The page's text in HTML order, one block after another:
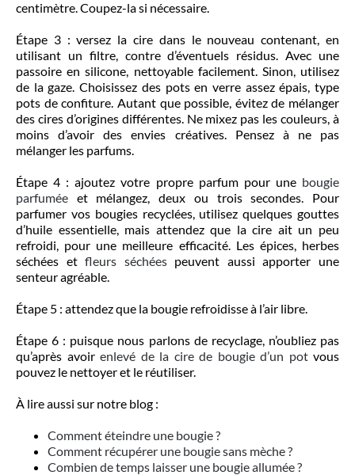
centimètre. Coupez-la si nécessaire.
Étape 3 : versez la cire dans le nouveau contenant, en
utilisant un filtre, contre d’éventuels résidus. Avec une
passoire en silicone, nettoyable facilement. Sinon, utilisez
de la gaze. Choisissez des pots en verre assez épais, type
pots de confiture. Autant que possible, évitez de mélanger
des cires d’origines différentes. Ne mixez pas les couleurs, à
moins d’avoir des envies créatives. Pensez à ne pas
mélanger les parfums.
Étape 4 : ajoutez votre propre parfum pour une bougie
parfumée et mélangez, deux ou trois secondes. Pour
parfumer vos bougies recyclées, utilisez quelques gouttes
d’huile essentielle, mais attendez que la cire ait un peu
refroidi, pour une meilleure efficacité. Les épices, herbes
séchées etfleurs séchéespeuvent aussi apporter une
senteur agréable.
Étape 5 : attendez que la bougie refroidisse à l’air libre.
Étape 6 : puisque nous parlons de recyclage, n’oubliez pas
qu’après avoir enlevé de la cire de bougie d’un potvous
pouvez le nettoyer et le réutiliser.
À lire aussi sur notre blog :
Comment éteindre une bougie ?
Comment récupérer une bougie sans mèche ?
Combien de temps laisser une bougie allumée ?